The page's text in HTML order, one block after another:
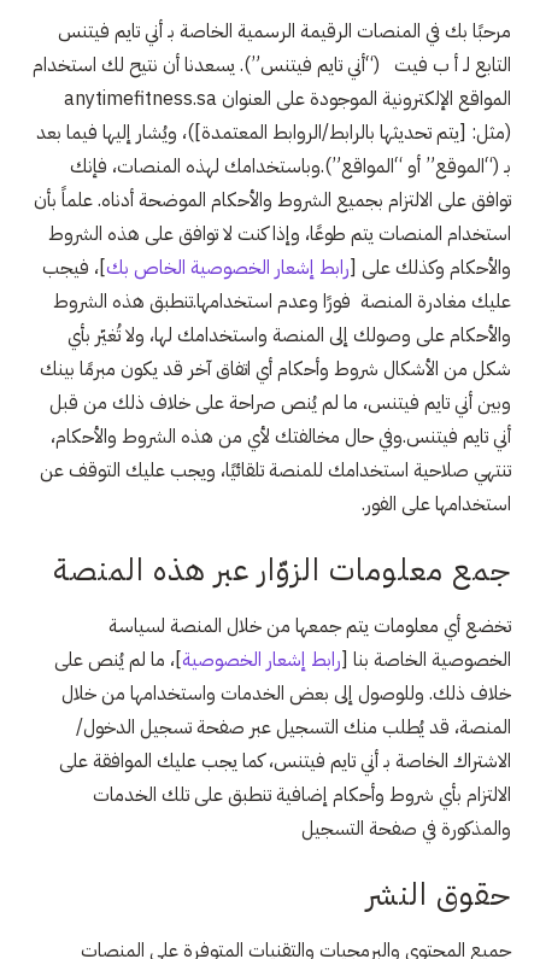
مرحبًا بك في المنصات الرقيمة الرسمية الخاصة بـ أني تايم فيتنس
التابع لـ أ ب فيت (“أني تايم فيتنس”). يسعدنا أن نتيح لك استخدام
المواقع الإلكترونية الموجودة على العنوان anytimefitness.sa
(مثل: [يتم تحديثها بالرابط/الروابط المعتمدة])، ويُشار إليها فيما بعد
بـ (“الموقع” أو “المواقع”).وباستخدامك لهذه المنصات، فإنك
توافق على الالتزام بجميع الشروط والأحكام الموضحة أدناه. علماً بأن
استخدام المنصات يتم طوعًا، وإذا كنت لا توافق على هذه الشروط
والأحكام وكذلك على [رابط إشعار الخصوصية الخاص بك]، فيجب
عليك مغادرة المنصة فورًا وعدم استخدامها.تنطبق هذه الشروط
والأحكام على وصولك إلى المنصة واستخدامك لها، ولا تُغيّر بأي
شكل من الأشكال شروط وأحكام أي اتفاق آخر قد يكون مبرمًا بينك
وبين أني تايم فيتنس، ما لم يُنص صراحة على خلاف ذلك من قبل
أني تايم فيتنس.وفي حال مخالفتك لأي من هذه الشروط والأحكام،
تنتهي صلاحية استخدامك للمنصة تلقائيًا، ويجب عليك التوقف عن
استخدامها على الفور.
جمع معلومات الزوّار عبر هذه المنصة
تخضع أي معلومات يتم جمعها من خلال المنصة لسياسة
الخصوصية الخاصة بنا [رابط إشعار الخصوصية]، ما لم يُنص على
خلاف ذلك. وللوصول إلى بعض الخدمات واستخدامها من خلال
المنصة، قد يُطلب منك التسجيل عبر صفحة تسجيل الدخول/
الاشتراك الخاصة بـ أني تايم فيتنس، كما يجب عليك الموافقة على
الالتزام بأي شروط وأحكام إضافية تنطبق على تلك الخدمات
والمذكورة في صفحة التسجيل
حقوق النشر
جميع المحتوى والبرمجيات والتقنيات المتوفرة على المنصات